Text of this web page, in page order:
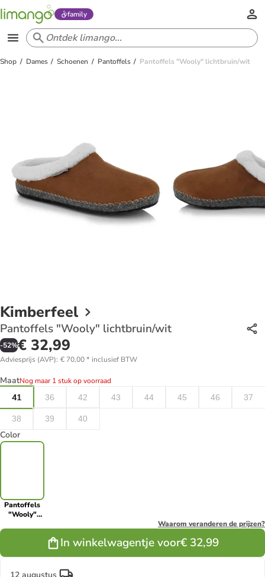
family
Shop Dames Schoenen Pantoffels Pantoffels "Wooly" lichtbruin/wit
Kimberfeel
Pantoffels "Wooly" lichtbruin/wit
-52%€ 32,99
Adviesprijs (AVP): € 70,00* inclusief BTW
MaatNog maar 1 stuk op voorraad
41
36 42 43 44 45 46 37
38 39 40
Color
Pantoffels
"Wooly"
Waarom veranderen de prijzen?
In winkelwagentje voor€ 32,99